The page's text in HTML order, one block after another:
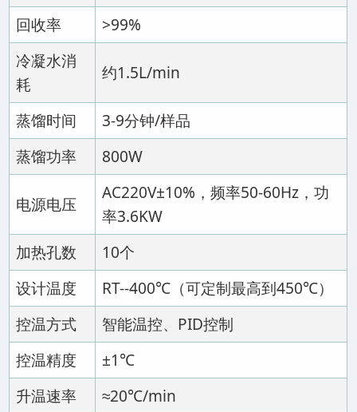
回收率
>99%
冷凝水消
耗
约1.5L/min
蒸馏时间
3-9分钟/样品
蒸馏功率
800W
电源电压
AC220V±10%，频率50-60Hz，功
率3.6KW
加热孔数
10个
设计温度
RT--400℃（可定制最高到450℃）
控温方式
智能温控、PID控制
控温精度
±1℃
升温速率
≈20℃/min